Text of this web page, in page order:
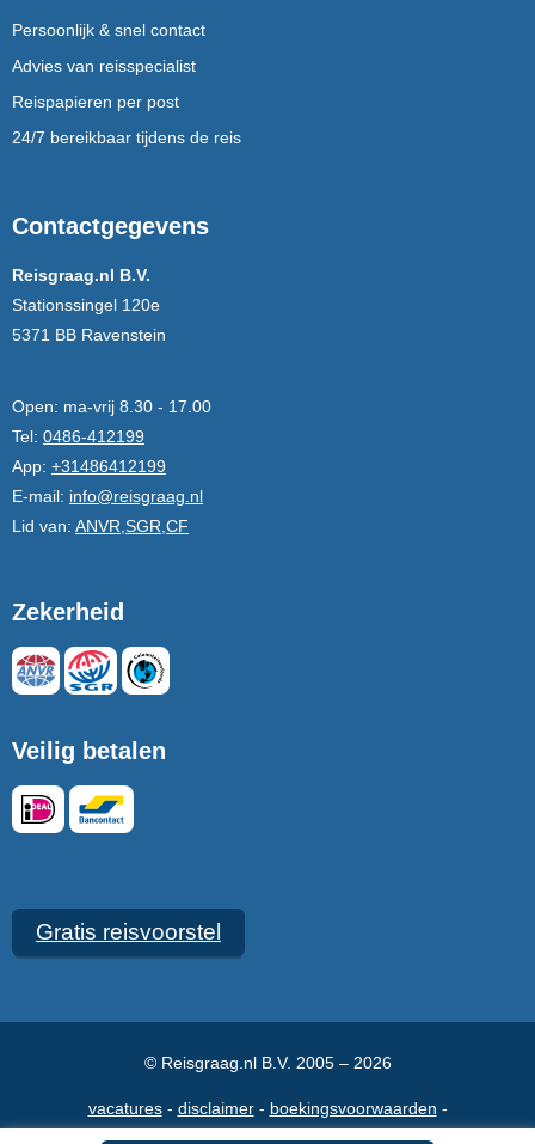
Persoonlijk & snel contact
Advies van reisspecialist
Reispapieren per post
24/7 bereikbaar tijdens de reis
Contactgegevens
Reisgraag.nl B.V.
Stationssingel 120e
5371 BB Ravenstein
Open: ma-vrij 8.30 - 17.00
Tel: 0486-412199
App: +31486412199
E-mail: info@reisgraag.nl
Lid van: ANVR,SGR,CF
Zekerheid
Veilig betalen
Gratis reisvoorstel
© Reisgraag.nl B.V. 2005 – 2026
vacatures disclaimer boekingsvoorwaarden